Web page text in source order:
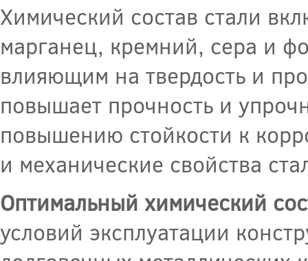
Химический состав стали
марганец, кремний, сера и
влияющим на твердость и
повышает прочность и
повышению стойкости к
и механические свойства
Оптимальный химический
условий эксплуатации